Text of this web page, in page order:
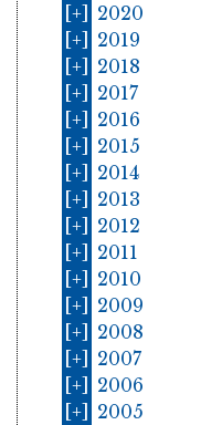
[+]
2020
[+]
2019
[+]
2018
[+]
2017
[+]
2016
[+]
2015
[+]
2014
[+]
2013
[+]
2012
[+]
2011
[+]
2010
[+]
2009
[+]
2008
[+]
2007
[+]
2006
[+]
2005